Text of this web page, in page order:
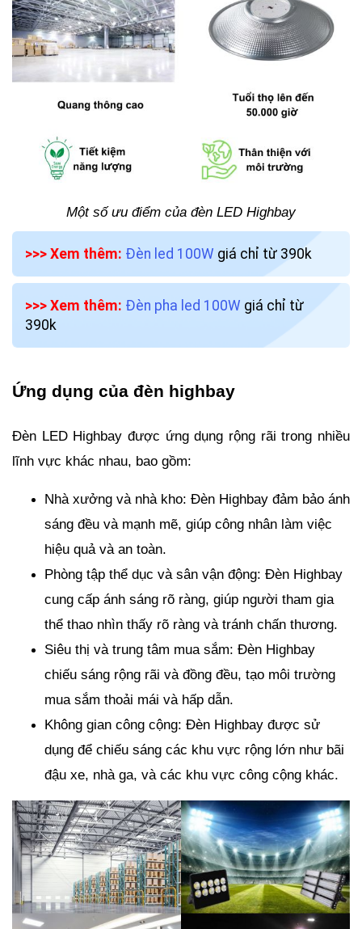
Một số ưu điểm của đèn LED Highbay
>>> Xem thêm: Đèn led 100W giá chỉ từ 390k
>>> Xem thêm: Đèn pha led 100W giá chỉ từ
390k
Ứng dụng của đèn highbay
Đèn LED Highbay được ứng dụng rộng rãi trong nhiều
lĩnh vực khác nhau, bao gồm:
Nhà xưởng và nhà kho: Đèn Highbay đảm bảo ánh
sáng đều và mạnh mẽ, giúp công nhân làm việc
hiệu quả và an toàn.
Phòng tập thể dục và sân vận động: Đèn Highbay
cung cấp ánh sáng rõ ràng, giúp người tham gia
thể thao nhìn thấy rõ ràng và tránh chấn thương.
Siêu thị và trung tâm mua sắm: Đèn Highbay
chiếu sáng rộng rãi và đồng đều, tạo môi trường
mua sắm thoải mái và hấp dẫn.
Không gian công cộng: Đèn Highbay được sử
dụng để chiếu sáng các khu vực rộng lớn như bãi
đậu xe, nhà ga, và các khu vực công cộng khác.